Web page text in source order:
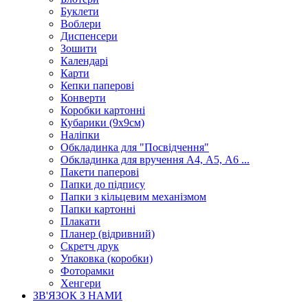
Буклети
Воблери
Диспенсери
Зошити
Календарі
Карти
Кепки паперові
Конверти
Коробки картонні
Кубарики (9х9см)
Наліпки
Обкладинка для "Посвідчення"
Обкладинка для вручення А4, А5, А6 ...
Пакети паперові
Папки до підпису
Папки з кільцевим механізмом
Папки картонні
Плакати
Планер (відривний)
Скретч друк
Упаковка (коробки)
Фоторамки
Хенгери
ЗВ'ЯЗОК З НАМИ